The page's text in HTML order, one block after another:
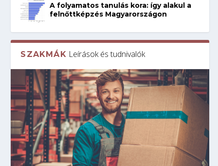
A folyamatos tanulás kora: így alakul a
felnőttképzés Magyarországon
SZAKMÁK Leírások és tudnivalók